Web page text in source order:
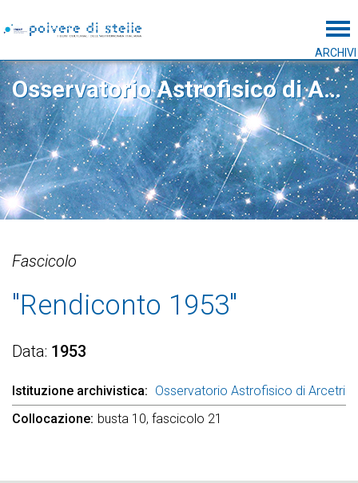
ARCHIVI
Osservatorio Astrofisico di Arcetri
Fascicolo
"Rendiconto 1953"
Data 1953
Istituzione archivistica
Osservatorio Astrofisico di Arcetri
Collocazione busta 10, fascicolo 21